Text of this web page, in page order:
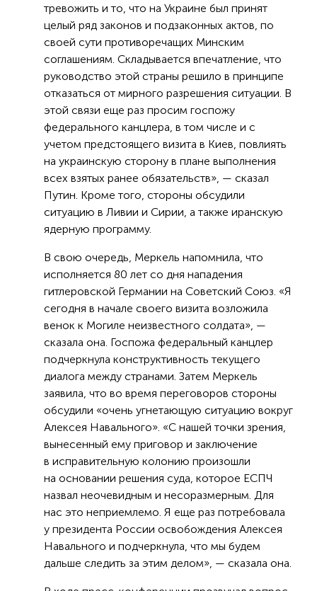
тревожить и то, что на Украине был принят
целый ряд законов и подзаконных актов, по
своей сути противоречащих Минским
соглашениям. Складывается впечатление, что
руководство этой страны решило в принципе
отказаться от мирного разрешения ситуации. В
этой связи еще раз просим госпожу
федерального канцлера, в том числе и с
учетом предстоящего визита в Киев, повлиять
на украинскую сторону в плане выполнения
всех взятых ранее обязательств», — сказал
Путин. Кроме того, стороны обсудили
ситуацию в Ливии и Сирии, а также иранскую
ядерную программу.
В свою очередь, Меркель напомнила, что
исполняется 80 лет со дня нападения
гитлеровской Германии на Советский Союз. «Я
сегодня в начале своего визита возложила
венок к Могиле неизвестного солдата», —
сказала она. Госпожа федеральный канцлер
подчеркнула конструктивность текущего
диалога между странами. Затем Меркель
заявила, что во время переговоров стороны
обсудили «очень угнетающую ситуацию вокруг
Алексея Навального». «С нашей точки зрения,
вынесенный ему приговор и заключение
в исправительную колонию произошли
на основании решения суда, которое ЕСПЧ
назвал неочевидным и несоразмерным. Для
нас это неприемлемо. Я еще раз потребовала
у президента России освобождения Алексея
Навального и подчеркнула, что мы будем
дальше следить за этим делом», — сказала она.